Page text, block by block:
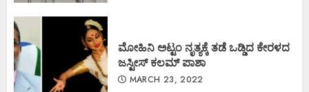
ಮೋಹಿನಿ ಅಟ್ಟಂ ನೃತ್ಯಕ್ಕೆ ತಡೆ ಒಡ್ಡಿದ ಕೇರಳದ
ಜಸ್ಟೀಸ್ ಕಲಮ್ ಪಾಶಾ
MARCH 23, 2022